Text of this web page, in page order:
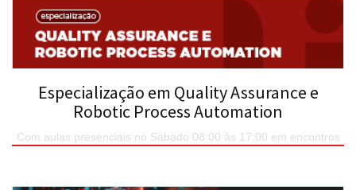
Especialização em Quality Assurance e
Robotic Process Automation
Com aulas presenciais no Sábado 08:00 às 17:00 em encontros